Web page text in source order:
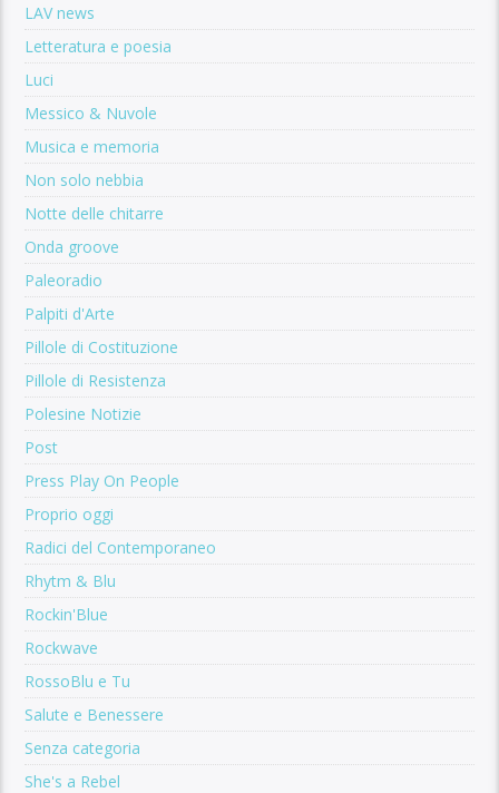
LAV news
Letteratura e poesia
Luci
Messico & Nuvole
Musica e memoria
Non solo nebbia
Notte delle chitarre
Onda groove
Paleoradio
Palpiti d'Arte
Pillole di Costituzione
Pillole di Resistenza
Polesine Notizie
Post
Press Play On People
Proprio oggi
Radici del Contemporaneo
Rhytm & Blu
Rockin'Blue
Rockwave
RossoBlu e Tu
Salute e Benessere
Senza categoria
She's a Rebel